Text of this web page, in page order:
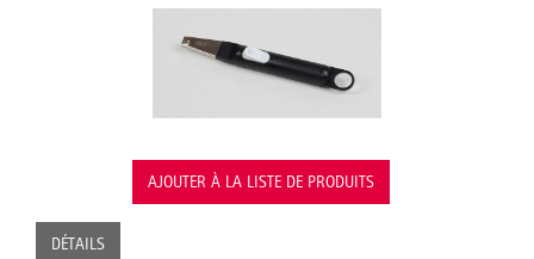
AJOUTER À LA LISTE DE PRODUITS
DÉTAILS